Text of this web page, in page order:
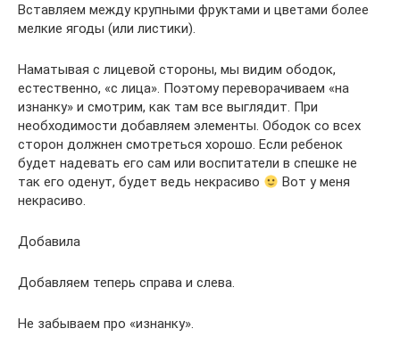
Вставляем между крупными фруктами и цветами более
мелкие ягоды (или листики).
Наматывая с лицевой стороны, мы видим ободок,
естественно, «с лица». Поэтому переворачиваем «на
изнанку» и смотрим, как там все выглядит. При
необходимости добавляем элементы. Ободок со всех
сторон должнен смотреться хорошо. Если ребенок
будет надевать его сам или воспитатели в спешке не
так его оденут, будет ведь некрасиво
Вот у меня
некрасиво.
Добавила
Добавляем теперь справа и слева.
Не забываем про «изнанку».